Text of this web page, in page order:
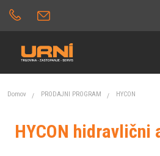
Domov PRODAJNI PROGRAM HYCON
HYCON hidravlični